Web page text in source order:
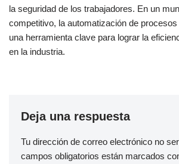
la seguridad de los trabajadores. En un
competitivo, la automatización de
una herramienta clave para lograr la
en la industria.
Deja una respuesta
Tu dirección de correo electrónico no
campos obligatorios están marcados